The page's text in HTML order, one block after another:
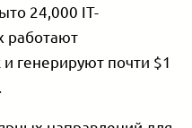
24,000 IT-
работают
генерируют почти $1